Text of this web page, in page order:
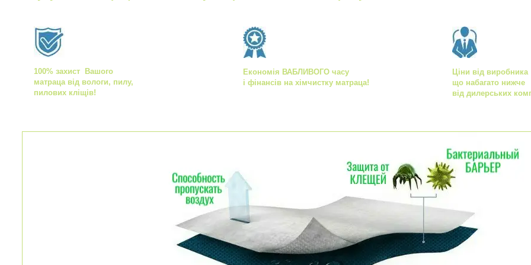
100% захист Вашого
матраца від вологи, пилу,
пилових кліщів!
Економія ВАБЛИВОГО часу
і фінансів на хімчистку матраца!
Ціни від виробника
що набагато нижче
від дилерських